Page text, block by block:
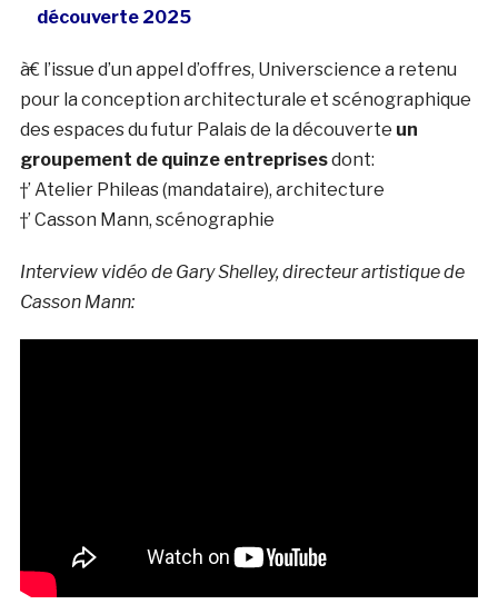
découverte 2025
à€ l’issue d’un appel d’offres, Universcience a retenu
pour la conception architecturale et scénographique
des espaces du futur Palais de la découverte un
groupement de quinze entreprisesdont:
†’ Atelier Phileas (mandataire), architecture
†’ Casson Mann, scénographie
Interview vidéo de Gary Shelley, directeur artistique de
Casson Mann: